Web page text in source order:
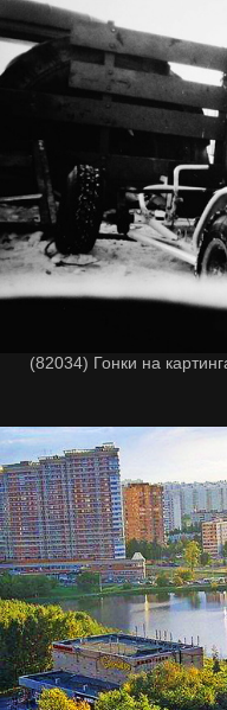
(82034) Гонки на